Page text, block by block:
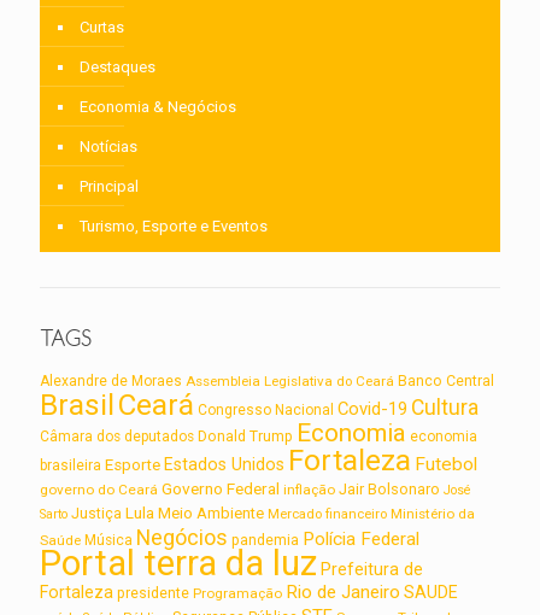
Curtas
Destaques
Economia & Negócios
Notícias
Principal
Turismo, Esporte e Eventos
TAGS
Alexandre de Moraes Assembleia Legislativa do Ceará Banco Central
BrasilCeará Congresso Nacional Covid-19 Cultura
Câmara dos deputados Donald Trump Economia economia
brasileira Esporte Estados Unidos Fortaleza Futebol
governo do Ceará Governo Federal inflação Jair Bolsonaro José
Sarto Justiça Lula Meio Ambiente Mercado financeiro Ministério da
Saúde Música Negócios pandemia Polícia Federal
Portal terra da luz Prefeitura de
Fortaleza presidente Programação Rio de Janeiro SAUDE